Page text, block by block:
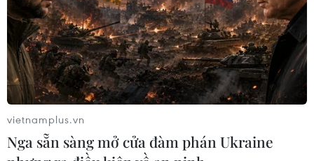
vietnamplus.vn
Nga sẵn sàng mở cửa đàm phán Ukraine